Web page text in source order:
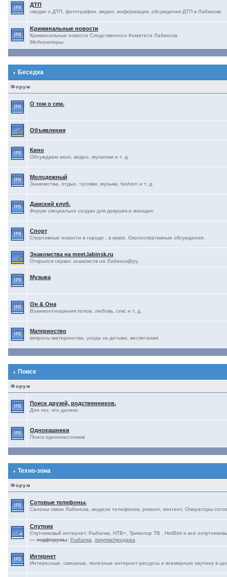
ДТП
сводки о ДТП, фотографии, видео, информация, обсуждения ДТП в Лабинске
Kриминальные новости
Криминальные новости Следственного Комитета Лабинска
Модераторы:
Беседка
Форум
О том о сем.
Объявления
Кино
Обсуждаем кино, видео, мультики и т. д.
Молодежный
Знакомства, отдых, тусовки, музыка, fashion и т. д.
Дамский клуб.
Форум специально создан для девушек и женщин.
Спорт
Спортивные новости в городе , в мире. Околоспортивные обсуждения.
Знакомства на meet.labinsk.ru
Открылся сервис знакомств на Лабинск@ру.
Музыка
Он & Она
Взаимоотношения полов, любовь, секс и т. д.
Материнство
вопросы материнства, ухода за детьми, воспитания
Поиск
Форум
Поиск друзей, родственников.
Для тех, кто далеко.
Однокашники
Поиск одноклассников
Техно-зона
Форум
Сотовые телефоны.
Салоны связи Лабинска, модели телефонов, ремонт, контент, Операторы
Спутник
Спутниковый интернет, Рыбалка, НТВ+, Триколор ТВ , HotBird и все
— подфорумы: Рыбалка покупка/продажа
Интернет
Интересные, смешные, полезные интернет-ресурсы и всемирную паутину в